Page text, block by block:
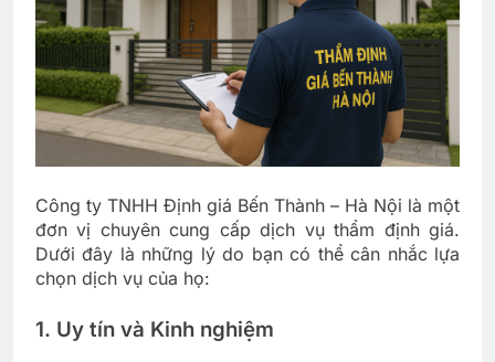
Công ty TNHH Định giá Bến Thành – Hà Nội là một
đơn vị chuyên cung cấp dịch vụ thẩm định giá.
Dưới đây là những lý do bạn có thể cân nhắc lựa
chọn dịch vụ của họ:
1. Uy tín và Kinh nghiệm